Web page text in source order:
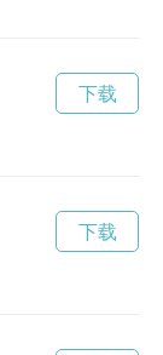
下载
下载